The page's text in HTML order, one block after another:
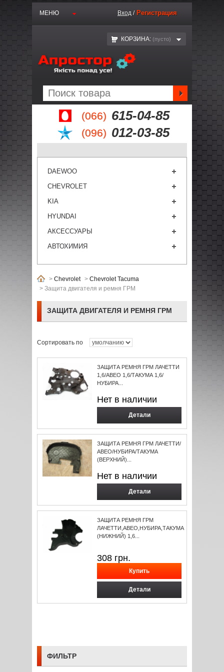
(066) 615-04-85
(096) 012-03-85
МЕНЮ Вход / Регистрация
КОРЗИНА: (пустo)
DAEWOO
CHEVROLET
KIA
HYUNDAI
АКСЕССУАРЫ
АВТОХИМИЯ
> Chevrolet > Chevrolet Tacuma
> Защита двигателя и ремня ГРМ
ЗАЩИТА ДВИГАТЕЛЯ И РЕМНЯ ГРМ
Сортировать по
ЗАЩИТА РЕМНЯ ГРМ ЛАЧЕТТИ
1,6/АВЕО 1,6/ТАКУМА 1,6/
НУБИРА...
Нет в наличии
Детали
ЗАЩИТА РЕМНЯ ГРМ ЛАЧЕТТИ/
АВЕО/НУБИРА/ТАКУМА
(ВЕРХНИЙ)...
Нет в наличии
Детали
ЗАЩИТА РЕМНЯ ГРМ
ЛАЧЕТТИ,АВЕО,НУБИРА,ТАКУМА
(НИЖНИЙ) 1,6...
308 грн.
Детали
ФИЛЬТР